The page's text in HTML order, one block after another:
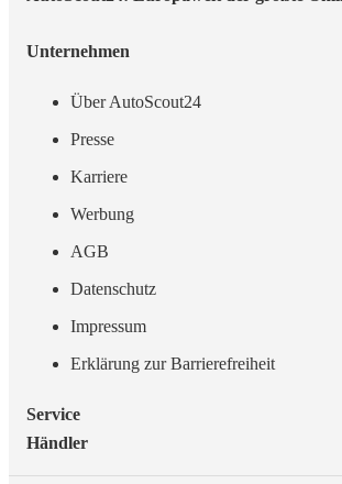
Unternehmen
Über AutoScout24
Presse
Karriere
Werbung
AGB
Datenschutz
Impressum
Erklärung zur Barrierefreiheit
Service
Händler